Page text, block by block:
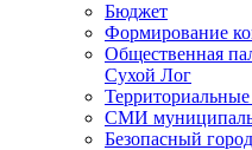
Бюджет
Формирование
Общественная
Сухой Лог
Территориальные
СМИ
Безопасный город